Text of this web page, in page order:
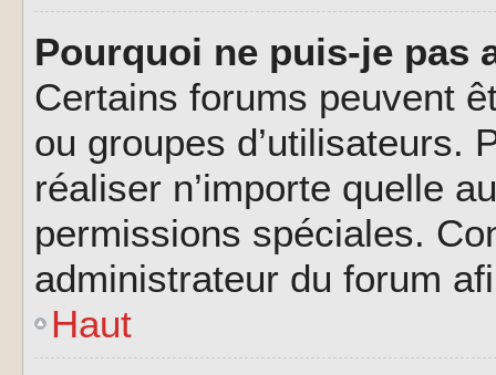
Pourquoi ne puis-je pas
Certains forums peuvent
ou groupes d’utilisateurs.
réaliser n’importe quelle
permissions spéciales.
administrateur du forum
Haut